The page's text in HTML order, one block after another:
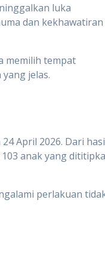
luka
dan kekhawatiran
memilih tempat
jelas.
April 2026. Dari
anak yang
perlakuan